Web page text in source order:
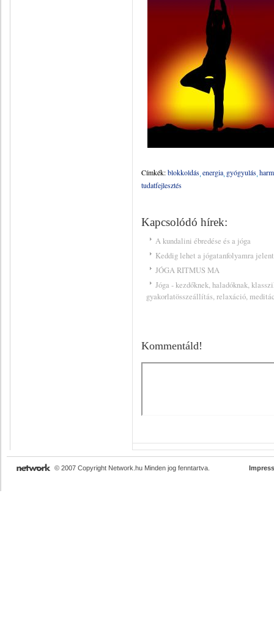
Címkék:blokkoldás energia gyógyulás
tudatfejlesztés
Kapcsolódó hírek:
A kundalini ébredése és a jóga
Keddig lehet a jógatanfolyamra
JÓGA RITMUS MA
Jóga - kezdőknek, haladóknak,
gyakorlatösszeállítás, relaxáció,
Kommentáld!
© 2007 Copyright Network.hu Minden jog fenntartva.